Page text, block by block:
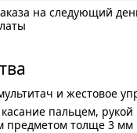
на следующий
и жестовое
пальцем, рукой
предметом толще 3 мм